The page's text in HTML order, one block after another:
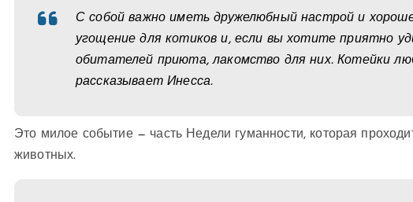
С собой важно иметь дружелюбный настрой и
угощение для котиков и, если вы хотите приятно
обитателей приюта, лакомство для них. Котейки
рассказывает Инесса.
Это милое событие — часть Недели гуманности, которая
животных.